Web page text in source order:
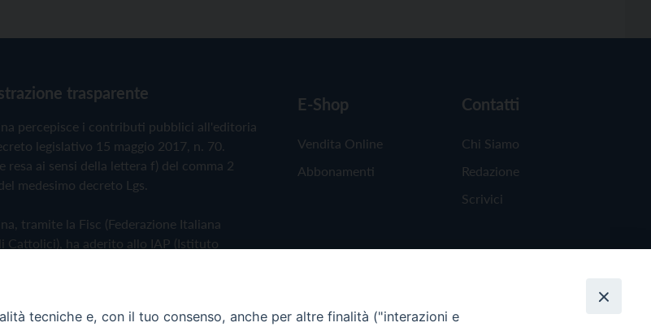
trasparente
percepisce i contributi pubblici all'editoria
legislativo 15 maggio 2017, n. 70.
resa ai sensi della lettera f) del comma 2
medesimo decreto Lgs.
tramite la Fisc (Federazione Italiana
Cattolici), ha aderito allo IAP (Istituto
Cookie Policy
E-Shop
Vendita Online
Abbonamenti
Contatti
Chi Siamo
Redazione
Scrivici
tecniche e, con il tuo consenso, anche per altre finalità ("interazioni e